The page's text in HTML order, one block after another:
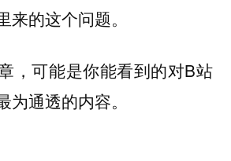
来的这个问题。
，可能是你能看到的对B站
通透的内容。